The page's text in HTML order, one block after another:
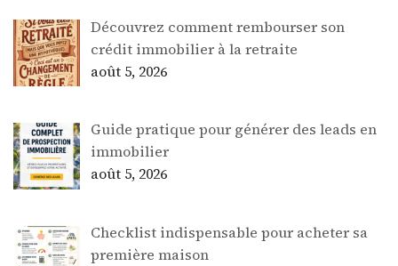
Découvrez comment rembourser son
crédit immobilier à la retraite
août 5, 2026
Guide pratique pour générer des leads en
immobilier
août 5, 2026
Checklist indispensable pour acheter sa
première maison